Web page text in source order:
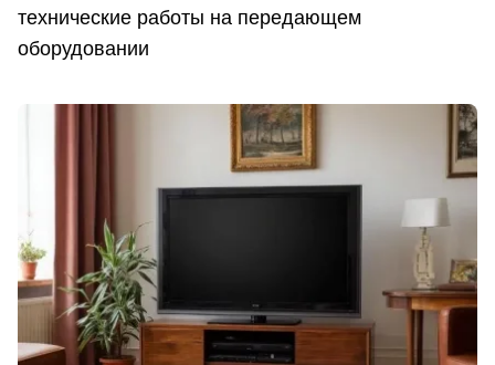
технические работы на передающем
оборудовании